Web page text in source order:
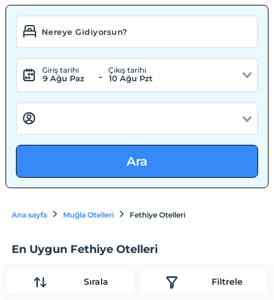
Giriş tarihi
9 Ağu Paz -
Çıkış tarihi
10 Ağu Pzt
Ara
Ana sayfa Muğla Otelleri Fethiye Otelleri
En Uygun Fethiye Otelleri
Sırala Filtrele